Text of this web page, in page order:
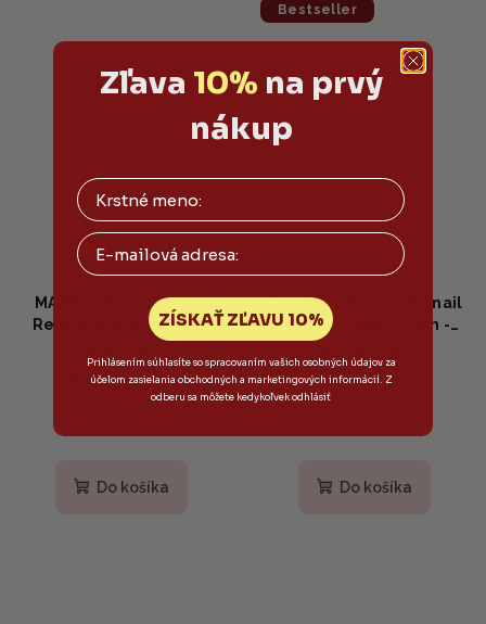
hviezdičiek.
MARY & MAY - Spicule
Retinol PDRN Cream -
Retinolový krém so
spikulami a PDRN 15g
8,50 €
14,80 € (–42 %)
Skladom
Priemerné
produktu
Do košíka
Bestseller
COSRX - Advanced Snail
92 All In One Cream -
Regeneračný krém s
92 % slimačieho mucínu
13,50 €
17,90 € (–24 %)
Priemerné
produktu
Do košíka
Zľava 10% na prvý
nákup
Email
ZÍSKAŤ ZĽAVU 10%
Prihlásením súhlasíte so spracovaním vašich osobných údajov za
účelom zasielania obchodných a marketingových informácií. Z
odberu sa môžete kedykoľvek odhlásiť